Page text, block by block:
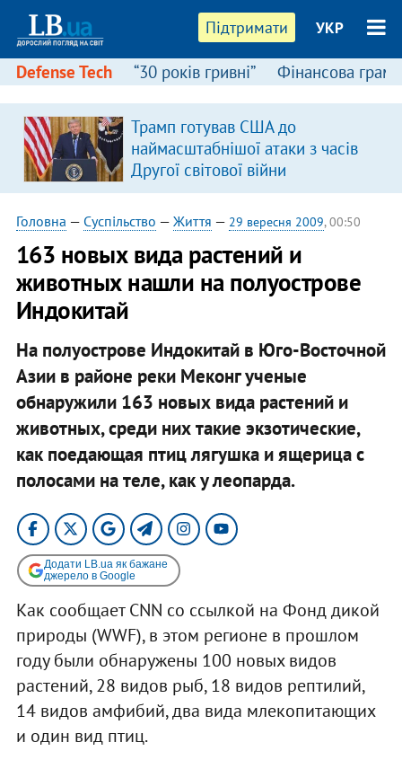
Підтримати УКР
Defense Tech “30 років гривні” Фінансова
Трамп готував США до
наймасштабнішої атаки з часів
Другої світової війни
Головна — Суспільство — Життя — 29 вересня 2009, 00:50
163 новых вида растений и
животных нашли на полуострове
Индокитай
На полуострове Индокитай в Юго-Восточной
Азии в районе реки Меконг ученые
обнаружили 163 новых вида растений и
животных, среди них такие экзотические,
как поедающая птиц лягушка и ящерица с
полосами на теле, как у леопарда.
Додати LB.ua як бажане
джерело в Google
Как сообщает CNN со ссылкой на Фонд дикой
природы (WWF), в этом регионе в прошлом
году были обнаружены 100 новых видов
растений, 28 видов рыб, 18 видов рептилий,
14 видов амфибий, два вида млекопитающих
и один вид птиц.